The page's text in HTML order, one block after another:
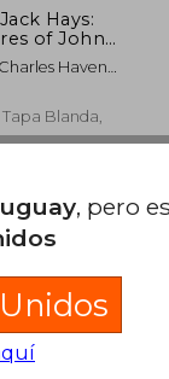
Hays:
of John
Famous
the Texas
County,
(en Inglés)
Haven
Blanda,
, pero